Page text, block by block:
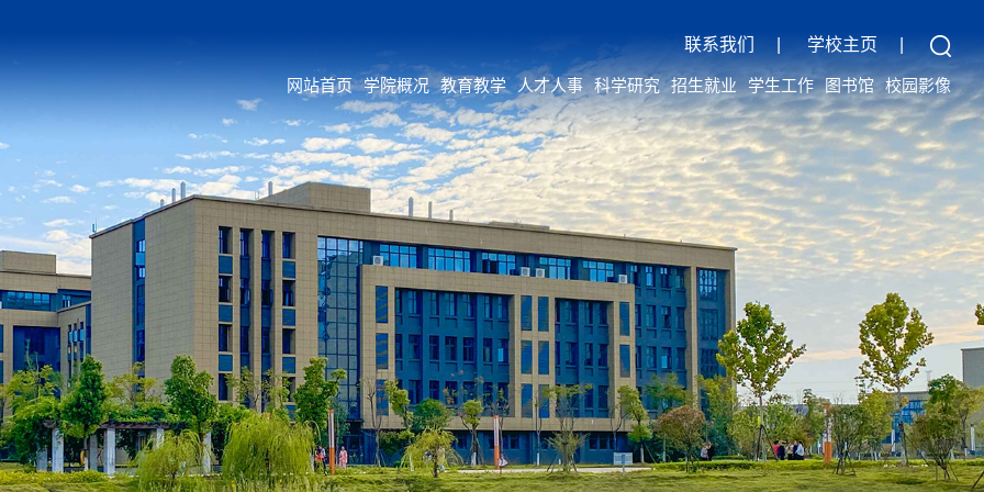
联系我们 学校主页
网站首页 学院概况 教育教学 人才人事 科学研究 招生就业 学生工作 图书馆 校园影像